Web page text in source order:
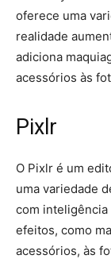
oferece uma
realidade
adiciona
acessórios às
Pixlr
O Pixlr é um
uma variedade
com
efeitos, como
acessórios, às